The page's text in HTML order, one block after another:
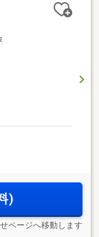
)
ページへ移動します